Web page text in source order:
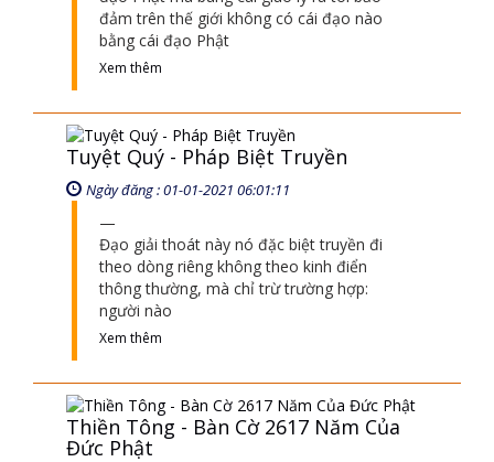
Ngày đăng : 01-01-2021 06:01:11
Đạo giải thoát này nó đặc biệt truyền đi
thông thường, mà chỉ trừ trường hợp:
người nào
Xem thêm
Thiền Tông - Bàn Cờ 2617 Năm Của
Đức Phật
Ngày đăng : 01-01-2021 06:01:49
đây là cái lịch trình của huyền ký đã nói bởi
thiền tông“ con
Xem thêm